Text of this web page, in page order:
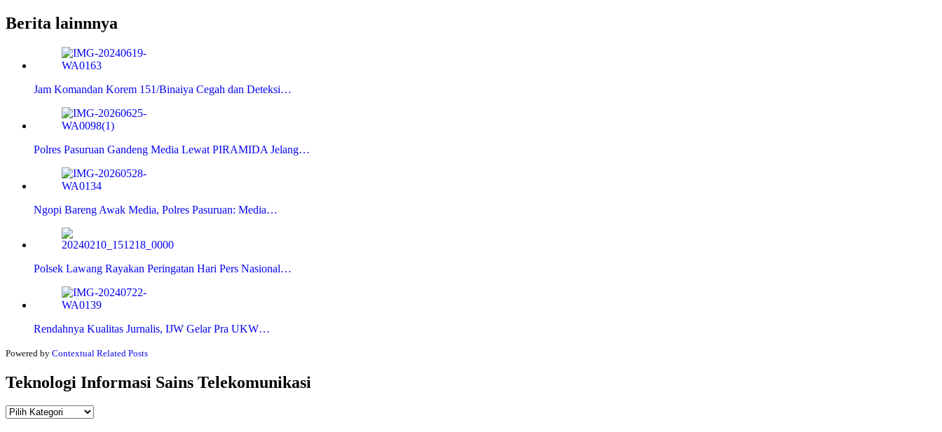
Berita lainnnya
Jam Komandan Korem 151/Binaiya Cegah dan Deteksi…
Polres Pasuruan Gandeng Media Lewat PIRAMIDA Jelang…
Ngopi Bareng Awak Media, Polres Pasuruan: Media…
Polsek Lawang Rayakan Peringatan Hari Pers Nasional…
Rendahnya Kualitas Jurnalis, IJW Gelar Pra UKW…
Powered by Contextual Related Posts
Teknologi Informasi Sains Telekomunikasi
Teknologi